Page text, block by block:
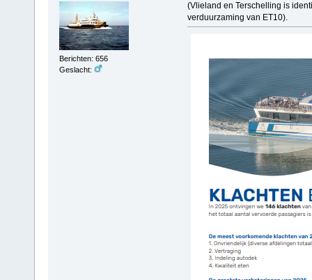
Berichten: 656
Geslacht:
(Vlieland en Terschelling is
verduurzaming van ET10).